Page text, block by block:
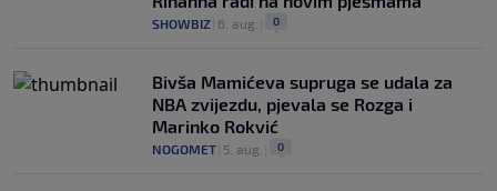
SHOWBIZ 6. aug. 0
Bivša Mamićeva supruga se udala za
NBA zvijezdu, pjevala se Rozga i
Marinko Rokvić
NOGOMET 5. aug. 0